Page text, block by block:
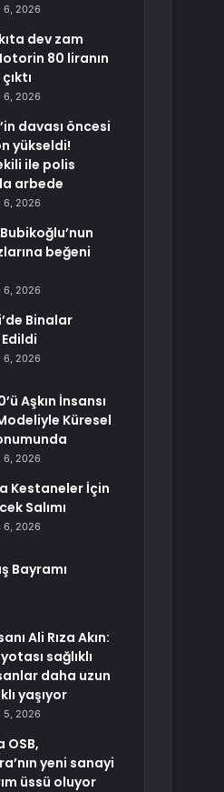
6, 2026
dev zam
80 liranın
6, 2026
davası öncesi
yükseldi!
ile polis
arbede
6, 2026
beğeni
6, 2026
Binalar
6, 2026
Aşkın İnsansı
Küresel
6, 2026
Kestaneler İçin
Salımı
6, 2026
Bayramı
Ali Rıza Akın:
sağlıklı
daha uzun
yaşıyor
5, 2026
OSB,
yeni sanayi
üssü oluyor